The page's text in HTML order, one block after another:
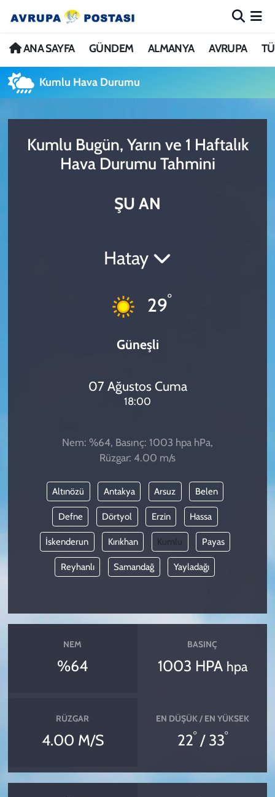
ANA SAYFA GÜNDEM ALMANYA AVRUPA
Kumlu Hava Durumu
Kumlu Bugün, Yarın ve 1 Haftalık
Hava Durumu Tahmini
ŞU AN
Hatay
29°
Güneşli
07 Ağustos Cuma
18:00
Nem: %64, Basınç: 1003 hpa hPa,
Rüzgar: 4.00 m/s
Altınözü Antakya Arsuz Belen
Defne Dörtyol Erzin Hassa
İskenderun Kırıkhan Kumlu Payas
Reyhanlı Samandağ Yayladağı
NEM
%64
BASINÇ
1003 HPA hpa
RÜZGAR
4.00 M/S
EN DÜŞÜK / EN YÜKSEK
22°/ 33°
ANA SAYFA
GÜNDEM
AVRUPA
TÜRKİYE
Nöbetçi Eczaneler
Hava Durumu
Trafik Durumu
Avrupa Ligi Puan Durumu ve Fikstür